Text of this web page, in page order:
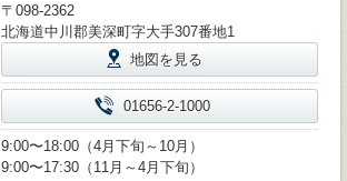
〒098-2362
北海道中川郡美深町字大手307番地1
地図を見る
01656-2-1000
9:00〜18:00（4月下旬～10月）
9:00〜17:30（11月～4月下旬）